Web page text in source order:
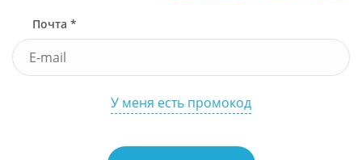
Почта *
У меня есть промокод